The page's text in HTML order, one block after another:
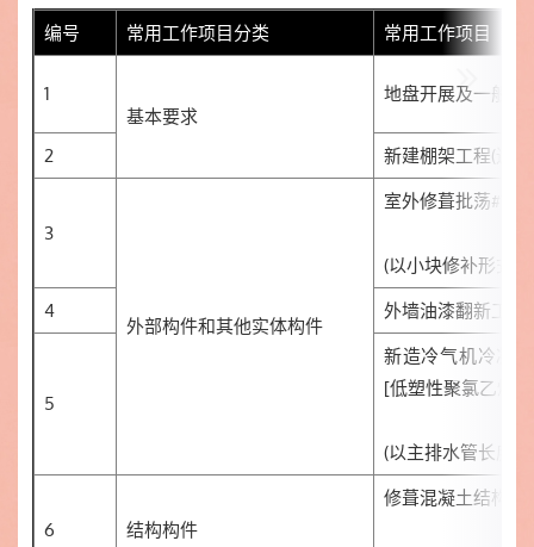
编号 常用工作项目分类 常用工作项目
1
基本要求
地盘开展及一般措
2 新建棚架工程(连
3
外部构件和其他实体构件
室外修葺批荡#1
(以小块修补形式
4
外墙油漆翻新工程
5
新造冷气机冷凝
[低塑性聚氯乙烯
(以主排水管长度
6 结构构件
修葺混凝土结构工